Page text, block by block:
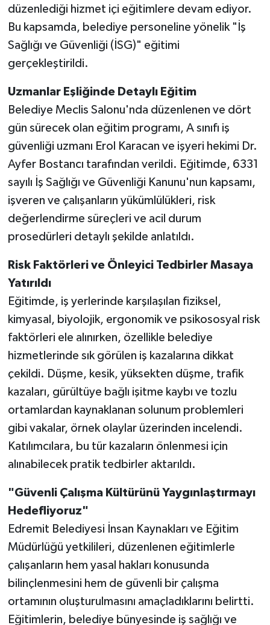
düzenlediği hizmet içi eğitimlere devam ediyor.
Bu kapsamda, belediye personeline yönelik "İş
Sağlığı ve Güvenliği (İSG)" eğitimi
gerçekleştirildi.
Uzmanlar Eşliğinde Detaylı Eğitim
Belediye Meclis Salonu'nda düzenlenen ve dört
gün sürecek olan eğitim programı, A sınıfı iş
güvenliği uzmanı Erol Karacan ve işyeri hekimi Dr.
Ayfer Bostancı tarafından verildi. Eğitimde, 6331
sayılı İş Sağlığı ve Güvenliği Kanunu'nun kapsamı,
işveren ve çalışanların yükümlülükleri, risk
değerlendirme süreçleri ve acil durum
prosedürleri detaylı şekilde anlatıldı.
Risk Faktörleri ve Önleyici Tedbirler Masaya
Yatırıldı
Eğitimde, iş yerlerinde karşılaşılan fiziksel,
kimyasal, biyolojik, ergonomik ve psikososyal risk
faktörleri ele alınırken, özellikle belediye
hizmetlerinde sık görülen iş kazalarına dikkat
çekildi. Düşme, kesik, yüksekten düşme, trafik
kazaları, gürültüye bağlı işitme kaybı ve tozlu
ortamlardan kaynaklanan solunum problemleri
gibi vakalar, örnek olaylar üzerinden incelendi.
Katılımcılara, bu tür kazaların önlenmesi için
alınabilecek pratik tedbirler aktarıldı.
"Güvenli Çalışma Kültürünü Yaygınlaştırmayı
Hedefliyoruz"
Edremit Belediyesi İnsan Kaynakları ve Eğitim
Müdürlüğü yetkilileri, düzenlenen eğitimlerle
çalışanların hem yasal hakları konusunda
bilinçlenmesini hem de güvenli bir çalışma
ortamının oluşturulmasını amaçladıklarını belirtti.
Eğitimlerin, belediye bünyesinde iş sağlığı ve